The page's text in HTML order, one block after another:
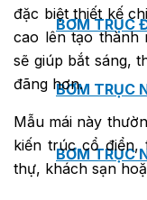
BƠM TRỤC
BƠM TRỤC
BƠM TRỤC
đặc biệt thiết kế
cao lên tạo thành
sẽ giúp bắt sáng,
đãng hơn.
Mẫu mái này
kiến trúc cổ điển,
thự, khách sạn